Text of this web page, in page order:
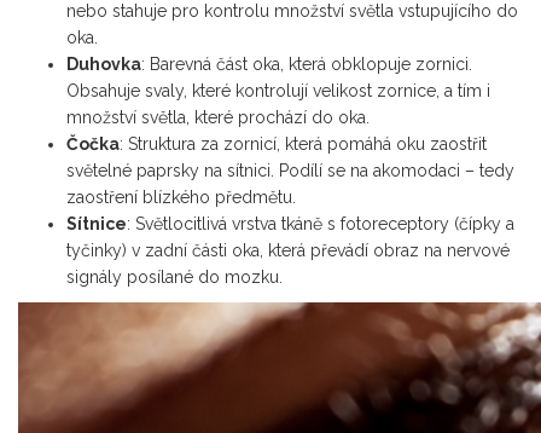
nebo stahuje pro kontrolu množství světla vstupujícího do
oka.
Duhovka: Barevná část oka, která obklopuje zornici.
Obsahuje svaly, které kontrolují velikost zornice, a tím i
množství světla, které prochází do oka.
Čočka: Struktura za zornicí, která pomáhá oku zaostřit
světelné paprsky na sítnici. Podílí se na akomodaci – tedy
zaostření blízkého předmětu.
Sítnice: Světlocitlivá vrstva tkáně s fotoreceptory (čípky a
tyčinky) v zadní části oka, která převádí obraz na nervové
signály posílané do mozku.